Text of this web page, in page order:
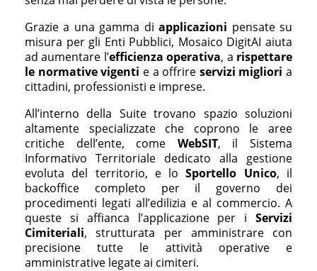
Grazie a una gamma diapplicazioni pensate su
misura per gli Enti Pubblici, Mosaico DigitAI aiuta
ad aumentare l’efficienza operativa, a rispettare
le normative vigenti e a offrire servizi migliori a
cittadini, professionisti e imprese.
All’interno della Suite trovano spazio soluzioni
altamente specializzate che coprono le aree
critiche dell’ente, come WebSIT, il Sistema
Informativo Territoriale dedicato alla gestione
evoluta del territorio, e loSportello Unico, il
backoffice completo per il governo dei
procedimenti legati all’edilizia e al commercio. A
queste si affianca l’applicazione per i Servizi
Cimiteriali, strutturata per amministrare con
precisione tutte le attività operative e
amministrative legate ai cimiteri.